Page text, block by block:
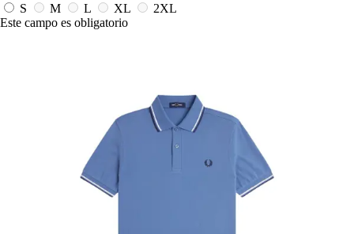
S
M L XL
2XL
Este campo es obligatorio